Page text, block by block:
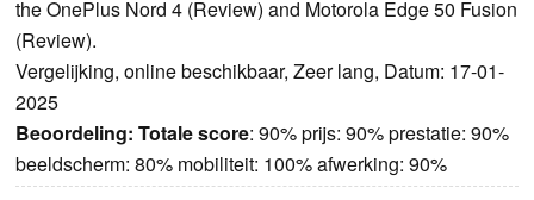
the OnePlus Nord 4 (Review) and Motorola Edge 50 Fusion
(Review).
Vergelijking, online beschikbaar, Zeer lang, Datum: 17-01-
2025
Beoordeling: Totale score: 90% prijs: 90% prestatie: 90%
beeldscherm: 80% mobiliteit: 100% afwerking: 90%